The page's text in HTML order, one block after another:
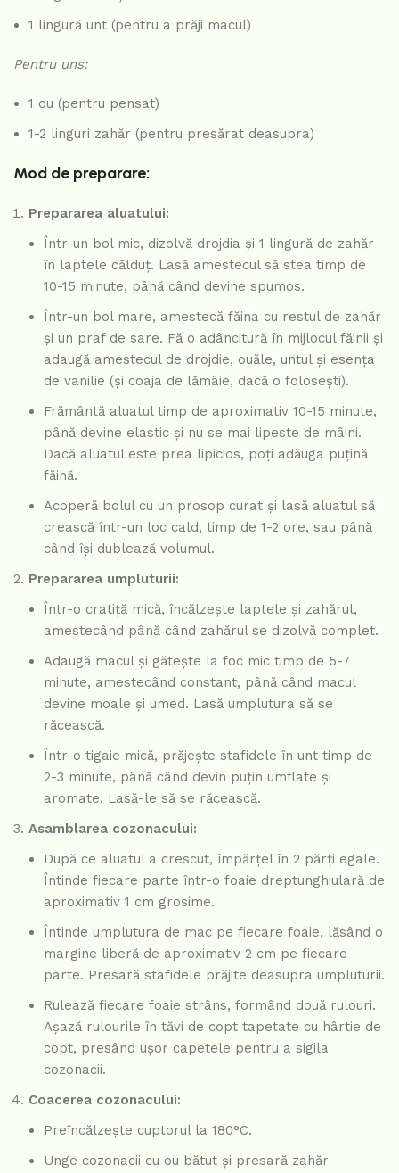
1 lingură unt (pentru a prăji macul)
Pentru uns:
1 ou (pentru pensat)
1-2 linguri zahăr (pentru presărat deasupra)
Mod de preparare:
Prepararea aluatului:
Într-un bol mic, dizolvă drojdia și 1 lingură de zahăr
în laptele călduț. Lasă amestecul să stea timp de
10-15 minute, până când devine spumos.
Într-un bol mare, amestecă făina cu restul de zahăr
și un praf de sare. Fă o adâncitură în mijlocul făinii și
adaugă amestecul de drojdie, ouăle, untul și esența
de vanilie (și coaja de lămâie, dacă o folosești).
Frământă aluatul timp de aproximativ 10-15 minute,
până devine elastic și nu se mai lipeste de mâini.
Dacă aluatul este prea lipicios, poți adăuga puțină
făină.
Acoperă bolul cu un prosop curat și lasă aluatul să
crească într-un loc cald, timp de 1-2 ore, sau până
când își dublează volumul.
Prepararea umpluturii:
Într-o cratiță mică, încălzește laptele și zahărul,
amestecând până când zahărul se dizolvă complet.
Adaugă macul și gătește la foc mic timp de 5-7
minute, amestecând constant, până când macul
devine moale și umed. Lasă umplutura să se
răcească.
Într-o tigaie mică, prăjește stafidele în unt timp de
2-3 minute, până când devin puțin umflate și
aromate. Lasă-le să se răcească.
Asamblarea cozonacului:
După ce aluatul a crescut, împărțel în 2 părți egale.
Întinde fiecare parte într-o foaie dreptunghiulară de
aproximativ 1 cm grosime.
Întinde umplutura de mac pe fiecare foaie, lăsând o
margine liberă de aproximativ 2 cm pe fiecare
parte. Presară stafidele prăjite deasupra umpluturii.
Rulează fiecare foaie strâns, formând două rulouri.
Așază rulourile în tăvi de copt tapetate cu hârtie de
copt, presând ușor capetele pentru a sigila
cozonacii.
Coacerea cozonacului:
Preîncălzește cuptorul la 180°C.
Unge cozonacii cu ou bătut și presară zahăr